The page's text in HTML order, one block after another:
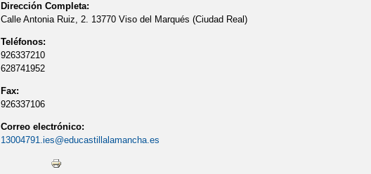
Dirección Completa:
Calle Antonia Ruiz, 2. 13770 Viso del Marqués (Ciudad Real)
Teléfonos:
926337210
628741952
Fax:
926337106
Correo electrónico:
13004791.ies@educastillalamancha.es